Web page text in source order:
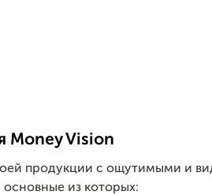
Money Vision
продукции с ощутимыми и
из которых: